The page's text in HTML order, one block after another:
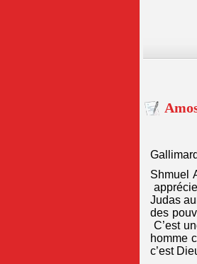
Shmuel
Judas
des
C’est
homme
c’est